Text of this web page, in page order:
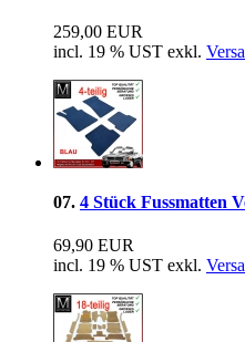
259,00 EUR
incl. 19 % UST exkl.
07. 4 Stück Fussmatten
69,90 EUR
incl. 19 % UST exkl.